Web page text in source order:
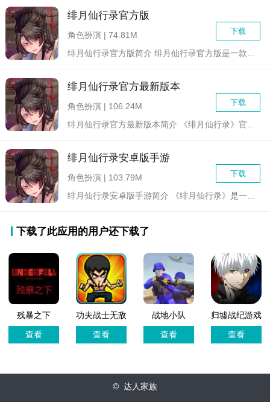
绯月仙行录官方版
下载
角色扮演 | 74.81M
绯月仙行录官方最新版本
下载
角色扮演 | 106.24M
绯月仙行录安卓版手游
下载
角色扮演 | 103.79M
下载了此应用的用户还下载了
残暴之下
(Underfell)游
戏
查看
功夫战士无敌
版
查看
战地小队
查看
归墟战纪游戏
官方版
查看
© 达人家族